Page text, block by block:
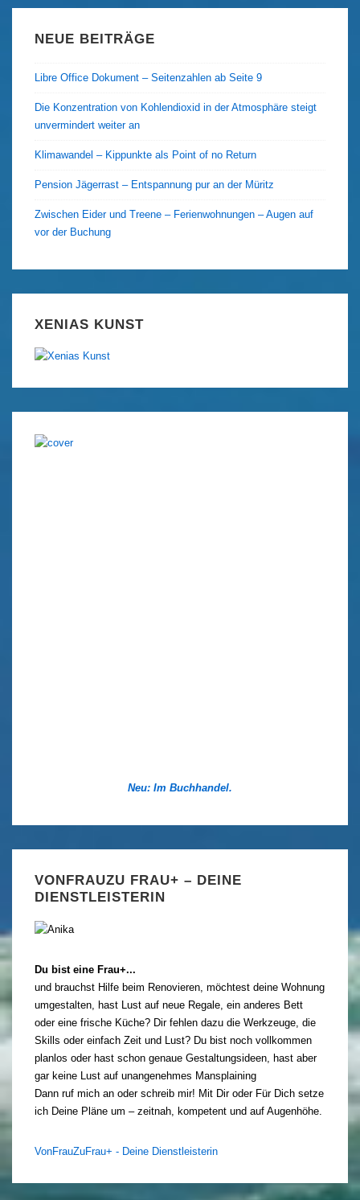
vor
derNEUE BEITRÄGE
Libre Office Dokument – Seitenzahlen ab Seite 9
Die Konzentration von Kohlendioxid in der Atmosphäre steigt
unvermindert weiter an
Klimawandel – Kippunkte als Point of no Return
Pension Jägerrast – Entspannung pur an der Müritz
Zwischen Eider und Treene – Ferienwohnungen – Augen auf
vor der Buchung
XENIAS KUNST
Neu: Im Buchhandel.
VONFRAUZU FRAU+ – DEINE
DIENSTLEISTERIN
Du bist eine Frau+...
und brauchst Hilfe beim Renovieren, möchtest deine Wohnung
umgestalten, hast Lust auf neue Regale, ein anderes Bett
oder eine frische Küche? Dir fehlen dazu die Werkzeuge, die
Skills oder einfach Zeit und Lust? Du bist noch vollkommen
planlos oder hast schon genaue Gestaltungsideen, hast aber
gar keine Lust auf unangenehmes Mansplaining
Dann ruf mich an oder schreib mir! Mit Dir oder Für Dich setze
ich Deine Pläne um – zeitnah, kompetent und auf Augenhöhe.
VonFrauZuFrau+ - Deine Dienstleisterin